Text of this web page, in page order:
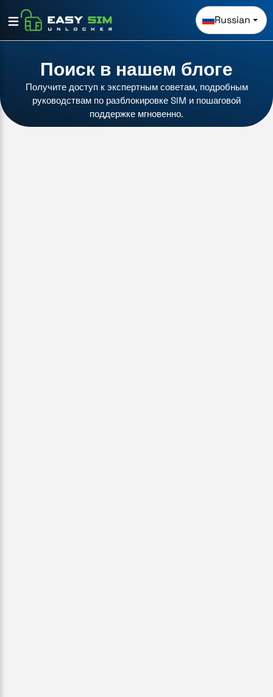
Russian
Поиск в нашем блоге
Получите доступ к экспертным советам, подробным
руководствам по разблокировке SIM и пошаговой
поддержке мгновенно.